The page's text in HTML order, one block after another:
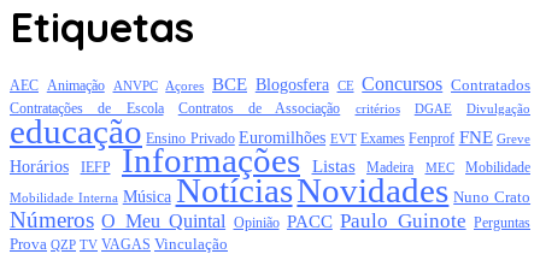
Etiquetas
AEC Animação ANVPC Açores BCE Blogosfera CE Concursos Contratados
Contratações de Escola Contratos de Associação critérios DGAE Divulgação
educação Ensino Privado Euromilhões EVT Exames Fenprof FNE Greve
Horários IEFP Informações Listas Madeira MEC Mobilidade
Mobilidade Interna Música NotíciasNovidades Nuno Crato
Números O Meu Quintal Opinião PACC Paulo Guinote Perguntas
Prova QZP TV VAGAS Vinculação